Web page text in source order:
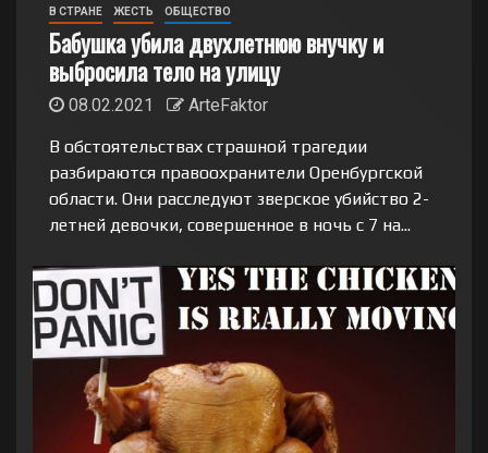
В СТРАНЕ ЖЕСТЬ ОБЩЕСТВО
Бабушка убила двухлетнюю внучку и
выбросила тело на улицу
08.02.2021
ArteFaktor
В обстоятельствах страшной трагедии
разбираются правоохранители Оренбургской
области. Они расследуют зверское убийство 2-
летней девочки, совершенное в ночь с 7 на...